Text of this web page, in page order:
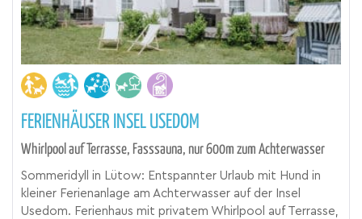
FERIENHÄUSER INSEL USEDOM
Whirlpool auf Terrasse, Fasssauna, nur 600m zum Achterwasser
Sommeridyll in Lütow: Entspannter Urlaub mit Hund in
kleiner Ferienanlage am Achterwasser auf der Insel
Usedom. Ferienhaus mit privatem Whirlpool auf Terrasse,